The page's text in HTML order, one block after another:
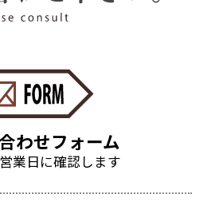
わせフォーム
業日に確認します